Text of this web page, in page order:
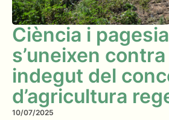
Ciència i pagesia
s’uneixen contra
indegut del
d’agricultura
10/07/2025